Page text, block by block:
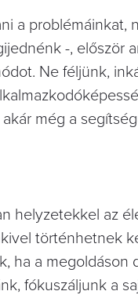
a problémáinkat,
-, először
Ne féljünk,
még a
helyzetekkel az
történhetnek
ha a megoldáson
fókuszáljunk a